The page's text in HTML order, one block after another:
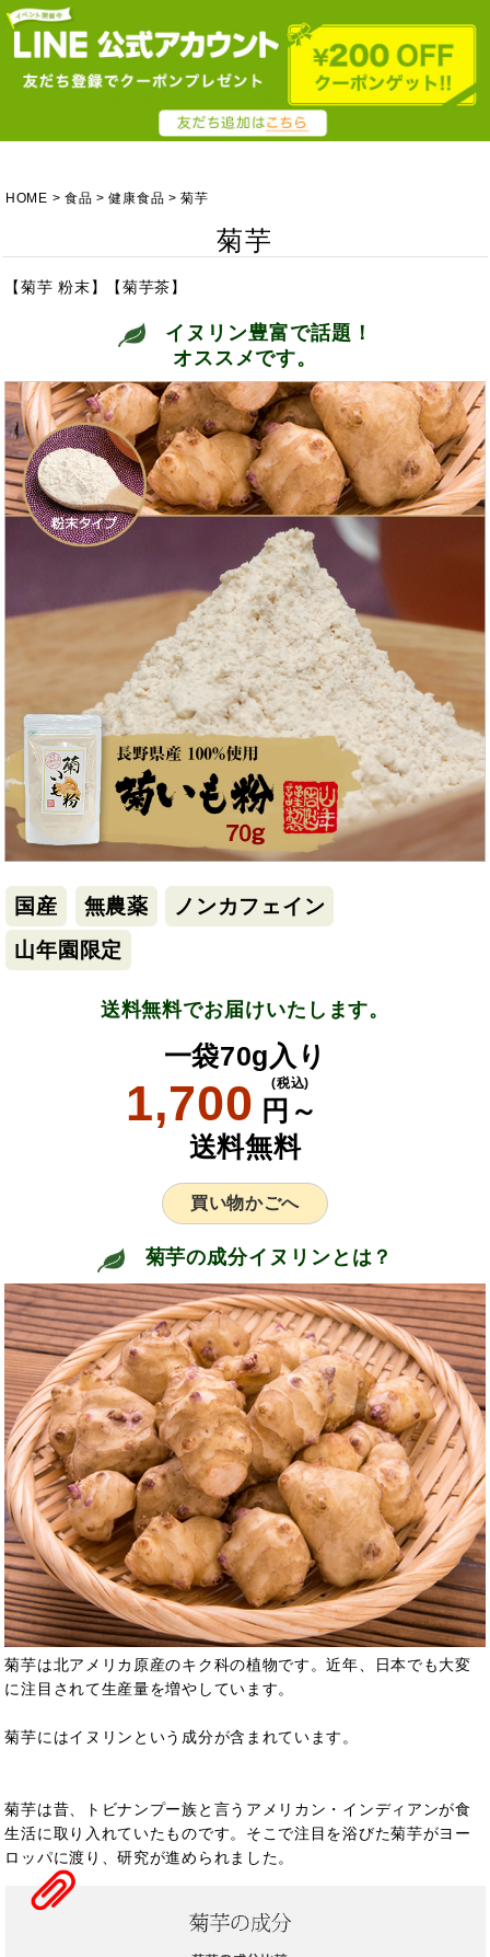
HOME 食品 健康食品 菊芋
菊芋
【菊芋 粉末】【菊芋茶】
イヌリン豊富で話題！
オススメです。
国産 無農薬
ノンカフェイン
山年園限定
送料無料でお届けいたします。
一袋70g入り
1,700 円～
(税込)
送料無料
買い物かごへ
菊芋の成分イヌリンとは？
菊芋は北アメリカ原産のキク科の植物です。近年、日本でも大変
に注目されて生産量を増やしています。
菊芋にはイヌリンという成分が含まれています。
菊芋は昔、トビナンプー族と言うアメリカン・インディアンが食
生活に取り入れていたものです。そこで注目を浴びた菊芋がヨー
ロッパに渡り、研究が進められました。